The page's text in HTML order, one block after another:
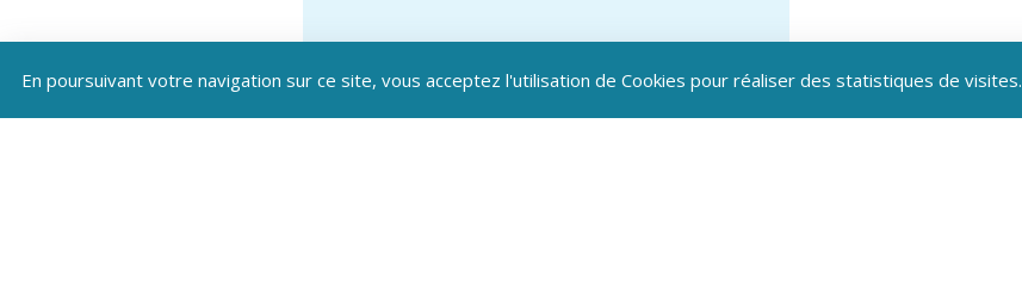
En poursuivant votre navigation sur ce site, vous acceptez l'utilisation de Cookies pour réaliser des statistiques de visites.